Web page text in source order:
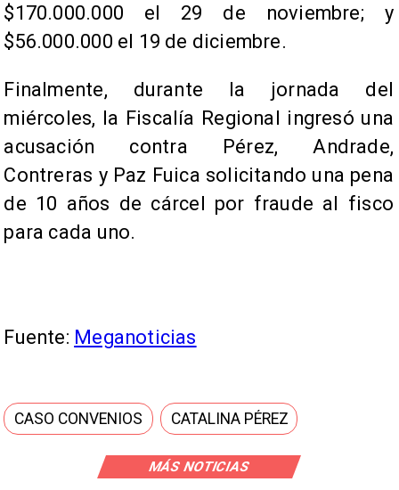
MÁS NOTICIAS
$170.000.000 el 29 de noviembre; y
$56.000.000 el 19 de diciembre.
Finalmente, durante la jornada del
miércoles, la Fiscalía Regional ingresó una
acusación contra Pérez, Andrade,
Contreras y Paz Fuica solicitando una pena
de 10 años de cárcel por fraude al fisco
para cada uno.
Fuente: Meganoticias
CASO CONVENIOS CATALINA PÉREZ